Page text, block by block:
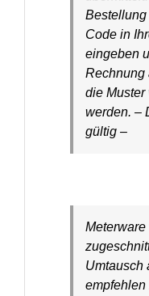
Code in
eingeben
Rechnung
die Muster
werden. –
gültig –
Umtausch
empfehlen